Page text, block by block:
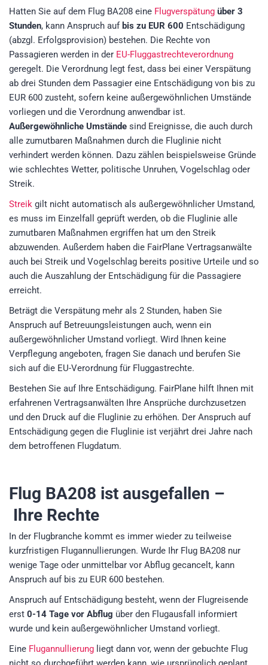
Hatten Sie auf dem Flug BA208 eine Flugverspätung über 3
Stunden, kann Anspruch auf bis zu EUR 600 Entschädigung
(abzgl. Erfolgsprovision) bestehen. Die Rechte von
Passagieren werden in der EU-Fluggastrechteverordnung
geregelt. Die Verordnung legt fest, dass bei einer Verspätung
ab drei Stunden dem Passagier eine Entschädigung von bis zu
EUR 600 zusteht, sofern keine außergewöhnlichen Umstände
vorliegen und die Verordnung anwendbar ist.
Außergewöhnliche Umstände sind Ereignisse, die auch durch
alle zumutbaren Maßnahmen durch die Fluglinie nicht
verhindert werden können. Dazu zählen beispielsweise Gründe
wie schlechtes Wetter, politische Unruhen, Vogelschlag oder
Streik.
Streik gilt nicht automatisch als außergewöhnlicher Umstand,
es muss im Einzelfall geprüft werden, ob die Fluglinie alle
zumutbaren Maßnahmen ergriffen hat um den Streik
abzuwenden. Außerdem haben die FairPlane Vertragsanwälte
auch bei Streik und Vogelschlag bereits positive Urteile und so
auch die Auszahlung der Entschädigung für die Passagiere
erreicht.
Beträgt die Verspätung mehr als 2 Stunden, haben Sie
Anspruch auf Betreuungsleistungen auch, wenn ein
außergewöhnlicher Umstand vorliegt. Wird Ihnen keine
Verpflegung angeboten, fragen Sie danach und berufen Sie
sich auf die EU-Verordnung für Fluggastrechte.
Bestehen Sie auf Ihre Entschädigung. FairPlane hilft Ihnen mit
erfahrenen Vertragsanwälten Ihre Ansprüche durchzusetzen
und den Druck auf die Fluglinie zu erhöhen. Der Anspruch auf
Entschädigung gegen die Fluglinie ist verjährt drei Jahre nach
dem betroffenen Flugdatum.
Flug BA208 ist ausgefallen –
Ihre Rechte
In der Flugbranche kommt es immer wieder zu teilweise
kurzfristigen Flugannullierungen. Wurde Ihr Flug BA208 nur
wenige Tage oder unmittelbar vor Abflug gecancelt, kann
Anspruch auf bis zu EUR 600 bestehen.
Anspruch auf Entschädigung besteht, wenn der Flugreisende
erst 0-14 Tage vor Abflug über den Flugausfall informiert
wurde und kein außergewöhnlicher Umstand vorliegt.
Eine Flugannullierung liegt dann vor, wenn der gebuchte Flug